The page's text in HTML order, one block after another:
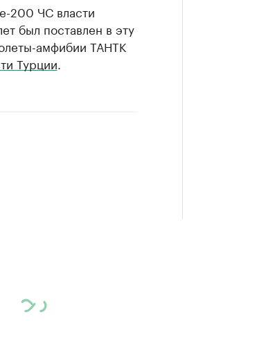
200 ЧС власти
был поставлен в эту
амфибии ТАНТК
Турции